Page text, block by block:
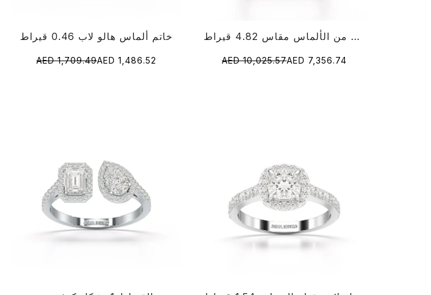
خاتم ألماس هالو لاب 0.46 قيراط
AED 1,709.49AED 1,486.52
خاتم مستدير من الألماس مقاس 4.82 قيراط
AED 10,025.57AED 7,356.74